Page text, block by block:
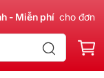
phí cho đơn